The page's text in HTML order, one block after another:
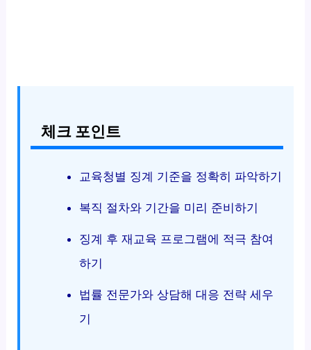
체크 포인트
교육청별 징계 기준을 정확히 파악하기
복직 절차와 기간을 미리 준비하기
징계 후 재교육 프로그램에 적극 참여
하기
법률 전문가와 상담해 대응 전략 세우
기